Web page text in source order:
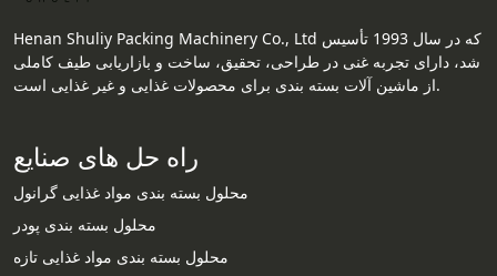
Henan Shuliy Packing Machinery Co., Ltd که در سال 1993 تأسیس
شد، دارای تجربه غنی در طراحی، تحقیق، ساخت و بازاریابی طیف کاملی
از ماشین آلات بسته بندی برای محصولات غذایی و غیر غذایی است.
راه حل های صنایع
محلول بسته بندی مواد غذایی گرانول
محلول بسته بندی پودر
محلول بسته بندی مواد غذایی تازه